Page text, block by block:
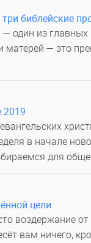
библейские
один из
матерей — это
2019
в начале
для
цели
воздержание
вам ничего,